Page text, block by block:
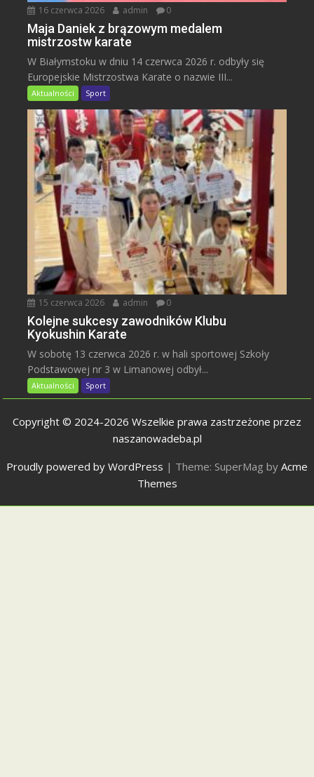
16 czerwca 2026 admin 0
Maja Daniek z brązowym medalem
mistrzostw karate
W Białymstoku w dniu 14 czerwca 2026 r. odbyły się
Europejskie Mistrzostwa Karate o nazwie III...
Aktualności Sport
15 czerwca 2026 admin 0
Kolejne sukcesy zawodników Klubu
Kyokushin Karate
W sobotę 13 czerwca 2026 r. w hali sportowej Szkoły
Podstawowej nr 3 w Limanowej odbył...
Aktualności Sport
Copyright © 2024-2026 Wszelkie prawa zastrzeżone przez
naszanowadeba.pl
Proudly powered by WordPress | Theme: SuperMag by Acme
Themes